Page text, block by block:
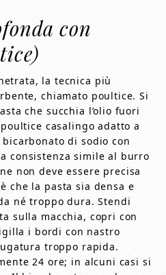
con
la tecnica più
chiamato poultice. Si
che succhia l’olio fuori
casalingo adatto a
di sodio con
consistenza simile al burro
non deve essere precisa
che la pasta sia densa e
né troppo dura. Stendi
sulla macchia, copri con
i bordi con nastro
troppo rapida.
24 ore; in alcuni casi si